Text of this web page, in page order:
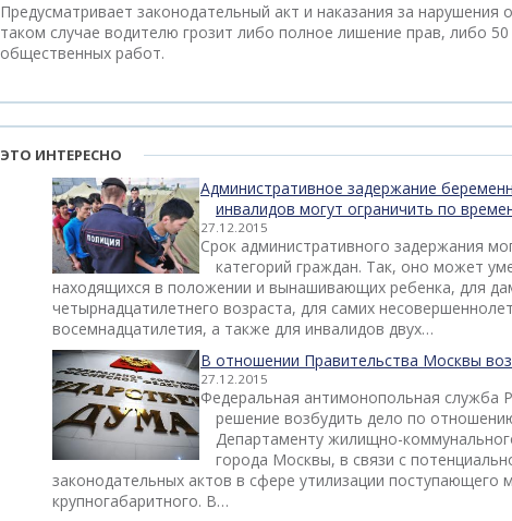
Предусматривает законодательный акт и наказания за нарушения
таком случае водителю грозит либо полное лишение прав, либо
общественных работ.
ЭТО ИНТЕРЕСНО
Административное задержание
инвалидов могут ограничить по
27.12.2015
Срок административного задержания
категорий граждан. Так, оно может
находящихся в положении и вынашивающих ребенка, для
четырнадцатилетнего возраста, для самих
восемнадцатилетия, а также для инвалидов двух…
В отношении Правительства Москвы
27.12.2015
Федеральная антимонопольная служба
решение возбудить дело по
Департаменту жилищно-
города Москвы, в связи с
законодательных актов в сфере утилизации поступающего
крупногабаритного. В…